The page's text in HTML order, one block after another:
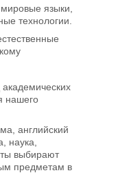
языки,
технологии.
нашего
английский
наука,
выбирают
предметам в